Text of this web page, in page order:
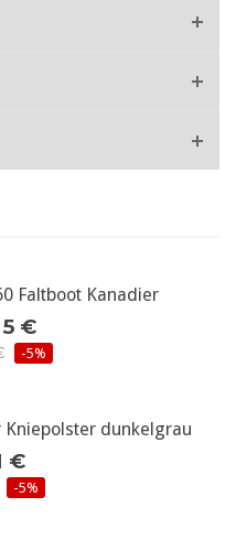
Faltboot Kanadier
€
-5%
Kniepolster dunkelgrau
€
-5%